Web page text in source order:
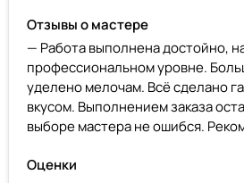
Отзывы о мастере
— Работа выполнена достойно,
профессиональном уровне.
уделено мелочам. Всё сделано
вкусом. Выполнением заказа
выборе мастера не ошибся.
Оценки